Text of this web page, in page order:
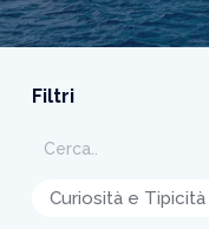
Filtri
Curiosità e Tipicità